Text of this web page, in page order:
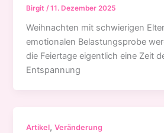
Birgit/11. Dezember 2025
Weihnachten mit schwierigen
emotionalen Belastungsprobe
die Feiertage eigentlich eine Zeit
Entspannung
Artikel,Veränderung